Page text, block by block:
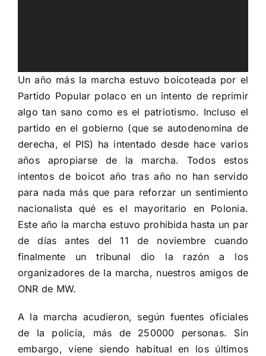
Un año más la marcha estuvo boicoteada por el
Partido Popular polaco en un intento de reprimir
algo tan sano como es el patriotismo. Incluso el
partido en el gobierno (que se autodenomina de
derecha, el PIS) ha intentado desde hace varios
años apropiarse de la marcha. Todos estos
intentos de boicot año tras año no han servido
para nada más que para reforzar un sentimiento
nacionalista qué es el mayoritario en Polonia.
Este año la marcha estuvo prohibida hasta un par
de días antes del 11 de noviembre cuando
finalmente un tribunal dio la razón a los
organizadores de la marcha, nuestros amigos de
ONR de MW.
A la marcha acudieron, según fuentes oficiales
de la policía, más de 250000 personas. Sin
embargo, viene siendo habitual en los últimos